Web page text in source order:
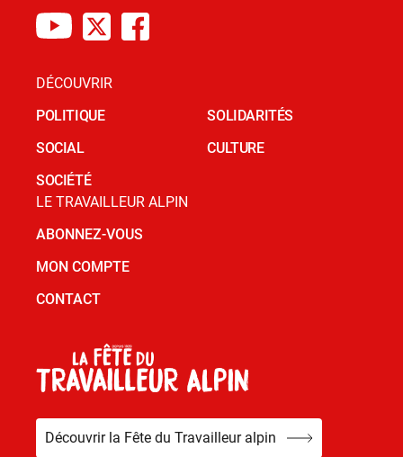
DÉCOUVRIR
POLITIQUE
SOCIAL
SOCIÉTÉ
SOLIDARITÉS
CULTURE
LE TRAVAILLEUR ALPIN
ABONNEZ-VOUS
MON COMPTE
CONTACT
Découvrir la Fête du Travailleur alpin